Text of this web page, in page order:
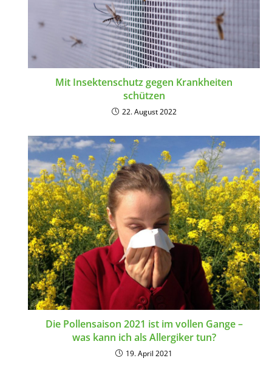
Mit Insektenschutz gegen Krankheiten
schützen
22. August 2022
Die Pollensaison 2021 ist im vollen Gange –
was kann ich als Allergiker tun?
19. April 2021